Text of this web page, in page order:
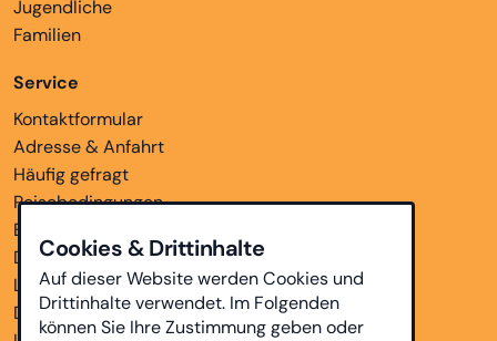
Jugendliche
Familien
Service
Kontaktformular
Adresse & Anfahrt
Häufig gefragt
Reisebedingungen
Bankverbindungen
Downloads
Links
Datenschutz
Cookies & Drittinhalte
Auf dieser Website werden Cookies und
Drittinhalte verwendet. Im Folgenden
können Sie Ihre Zustimmung geben oder